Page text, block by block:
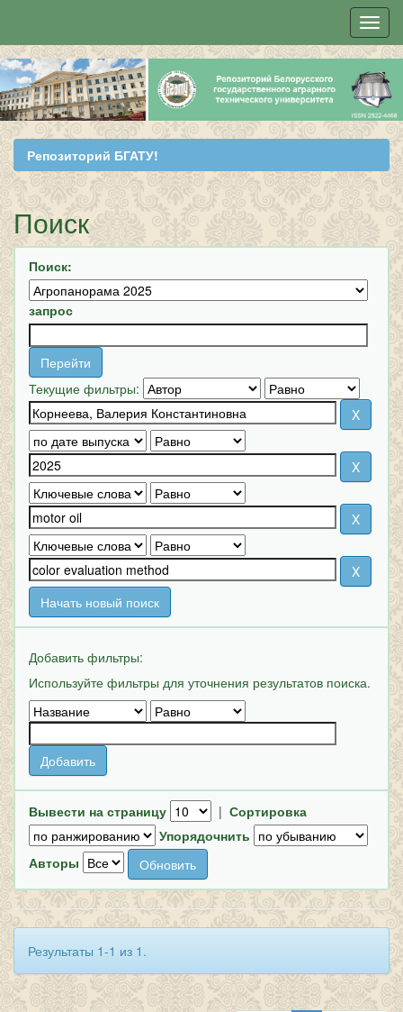
Skip
navigation
Репозиторий БГАТУ!
Поиск
Поиск:
запрос
Текущие фильтры:
Начать новый поиск
Добавить фильтры:
Используйте фильтры для уточнения результатов поиска.
Вывести на страницу | Сортировка
Упорядочнить
Авторы
Результаты 1-1 из 1.